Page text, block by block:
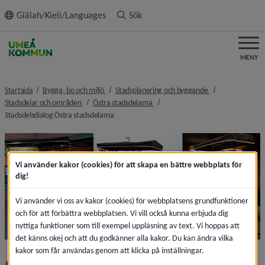
innehållet
Giälah/Kieli/Languages Sök
MENY
Startsida Bygga, bo och miljö nivå i brödsmulenavigeringen
Stadsplanering och byggande nivå i
Stadsdelar och områden nivå i brödsmulenavigeringen
Östra stadsdelarna nivå i brödsmulenavigeringen
Stadsdelsdialog Östra stadsdelarnanivå i brödsmulenavigeringen
Vi använder kakor (cookies) för att skapa en bättre webbplats för
dig!
Vi använder vi oss av kakor (cookies) för webbplatsens grundfunktioner
och för att förbättra webbplatsen. Vi vill också kunna erbjuda dig
nyttiga funktioner som till exempel uppläsning av text. Vi hoppas att
det känns okej och att du godkänner alla kakor. Du kan ändra vilka
kakor som får användas genom att klicka på inställningar.